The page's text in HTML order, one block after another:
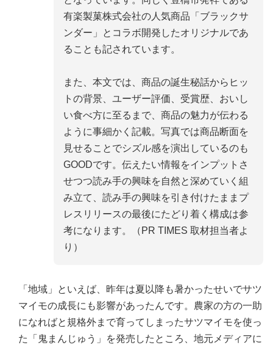
有楽製菓株式会社の人気商品「ブラックサ
ンダー」とコラボ開発したオリジナルであ
ることも記されています。
また、本文では、商品の誕生秘話からヒッ
トの背景、ユーザー評価、受賞歴、おいし
い食べ方に至るまで、商品の魅力が伝わる
ように事細かく記載。写真では商品断面を
見せることでシズル感を演出しているのも
GOODです。伝えたい情報をインプットさ
せつつ読み手の興味を自然と深めていく組
み立て、読み手の興味を引き付けたままプ
レスリリースの最後にたどり着く構成は参
考になります。（PR TIMES 取材担当者よ
り）
「地域」といえば、昨年は夏以降も暑かったせいでサツ
マイモの成長にも影響があったんです。農家の方の一助
になればと規格外まで育ってしまったサツマイモを使っ
た「鬼まんじゅう」を発売したところ、地元メディアに